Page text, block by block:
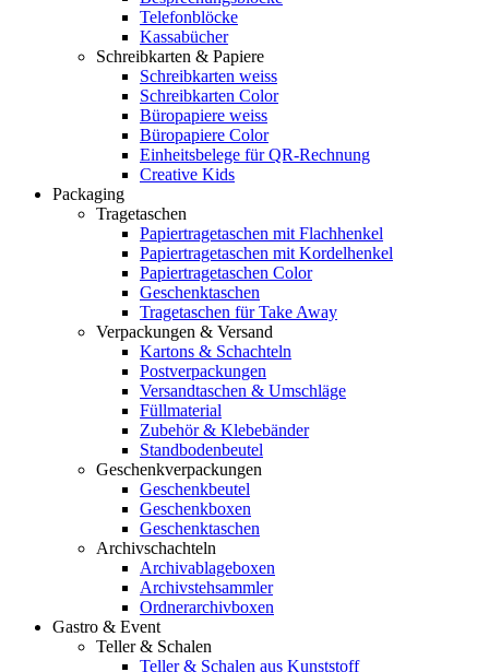
Telefonblöcke
Kassabücher
Schreibkarten & Papiere
Schreibkarten weiss
Schreibkarten Color
Büropapiere weiss
Büropapiere Color
Einheitsbelege für QR-Rechnung
Creative Kids
Packaging
Tragetaschen
Papiertragetaschen mit Flachhenkel
Papiertragetaschen mit Kordelhenkel
Papiertragetaschen Color
Geschenktaschen
Tragetaschen für Take Away
Verpackungen & Versand
Kartons & Schachteln
Postverpackungen
Versandtaschen & Umschläge
Füllmaterial
Zubehör & Klebebänder
Standbodenbeutel
Geschenkverpackungen
Geschenkbeutel
Geschenkboxen
Geschenktaschen
Archivschachteln
Archivablageboxen
Archivstehsammler
Ordnerarchivboxen
Gastro & Event
Teller & Schalen
Teller & Schalen aus Kunststoff